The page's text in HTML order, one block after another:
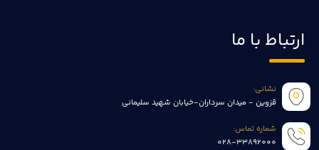
ارتباط با ما
نشانی:
قزوین - میدان سرداران-خیابان شهید سلیمانی
شماره تماس:
028-33892000